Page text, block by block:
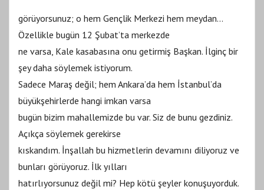
görüyorsunuz; o hem Gençlik Merkezi hem meydan…
Özellikle bugün 12 Şubat’ta merkezde
ne varsa, Kale kasabasına onu getirmiş Başkan. İlginç bir
şey daha söylemek istiyorum.
Sadece Maraş değil; hem Ankara’da hem İstanbul’da
büyükşehirlerde hangi imkan varsa
bugün bizim mahallemizde bu var. Siz de bunu gezdiniz.
Açıkça söylemek gerekirse
kıskandım. İnşallah bu hizmetlerin devamını diliyoruz ve
bunları görüyoruz. İlk yılları
hatırlıyorsunuz değil mi? Hep kötü şeyler konuşuyorduk.